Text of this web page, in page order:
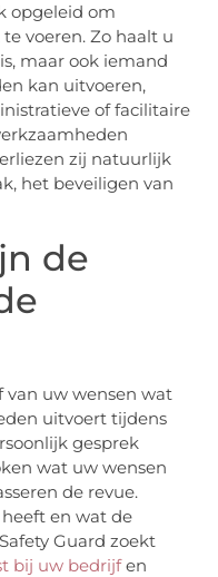
opgeleid om
voeren. Zo haalt u
maar ook iemand
kan uitvoeren,
of facilitaire
zij natuurlijk
het beveiligen van
de
uw wensen wat
uitvoert tijdens
gesprek
wat uw wensen
de revue.
en wat de
Guard zoekt
bij uw bedrijfen